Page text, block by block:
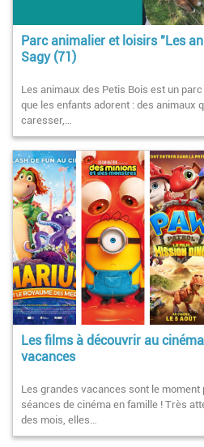
Parc animalier et loisirs "Les
Sagy (71)
Les animaux des Petis Bois est un
que les enfants adorent : des animaux
caresser,…
Les films à découvrir au
vacances
Les grandes vacances sont le
séances de cinéma en famille ! Très
des mois, elles…